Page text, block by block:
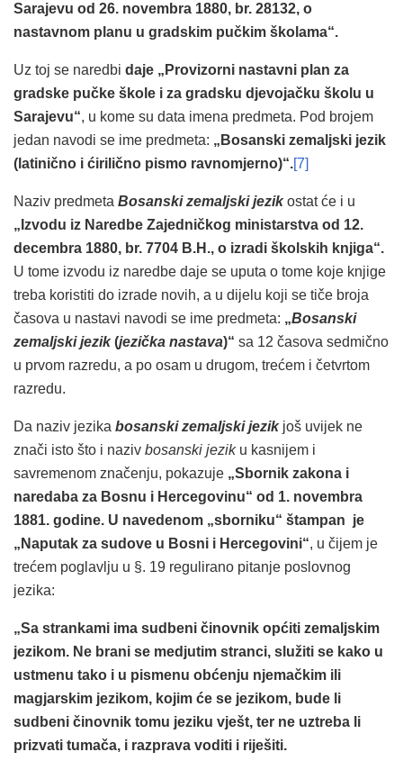
Sarajevu od 26. novembra 1880, br. 28132, o
nastavnom planu u gradskim pučkim školama“.
Uz toj se naredbi daje „Provizorni nastavni plan za
gradske pučke škole i za gradsku djevojačku školu u
Sarajevu“, u kome su data imena predmeta. Pod brojem
jedan navodi se ime predmeta: „Bosanski zemaljski jezik
(latinično i ćirilično pismo ravnomjerno)“.[7]
Naziv predmeta Bosanski zemaljski jezikostat će i u
„Izvodu iz Naredbe Zajedničkog ministarstva od 12.
decembra 1880, br. 7704 B.H., o izradi školskih knjiga“.
U tome izvodu iz naredbe daje se uputa o tome koje knjige
treba koristiti do izrade novih, a u dijelu koji se tiče broja
časova u nastavi navodi se ime predmeta: „Bosanski
zemaljski jezik(jezička nastava)“ sa 12 časova sedmično
u prvom razredu, a po osam u drugom, trećem i četvrtom
razredu.
Da naziv jezika bosanski zemaljski jezikjoš uvijek ne
znači isto što i naziv bosanski jeziku kasnijem i
savremenom značenju, pokazuje „Sbornik zakona i
naredaba za Bosnu i Hercegovinu“ od 1. novembra
1881. godine. U navedenom „sborniku“ štampan je
„Naputak za sudove u Bosni i Hercegovini“, u čijem je
trećem poglavlju u §. 19 regulirano pitanje poslovnog
jezika:
„Sa strankami ima sudbeni činovnik općiti zemaljskim
jezikom. Ne brani se medjutim stranci, služiti se kako u
ustmenu tako i u pismenu obćenju njemačkim ili
magjarskim jezikom, kojim će se jezikom, bude li
sudbeni činovnik tomu jeziku vješt, ter ne uztreba li
prizvati tumača, i razprava voditi i riješiti.